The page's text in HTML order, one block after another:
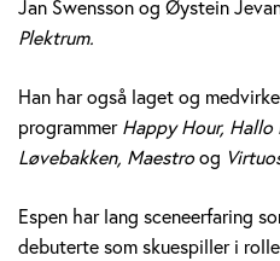
k
o
l
m
Jan Swensson og Øystein
Plektrum.
Han har også laget og
programmer Happy Hour,
Løvebakken, Maestro og
Espen har lang sceneerfaring
debuterte som skuespiller i